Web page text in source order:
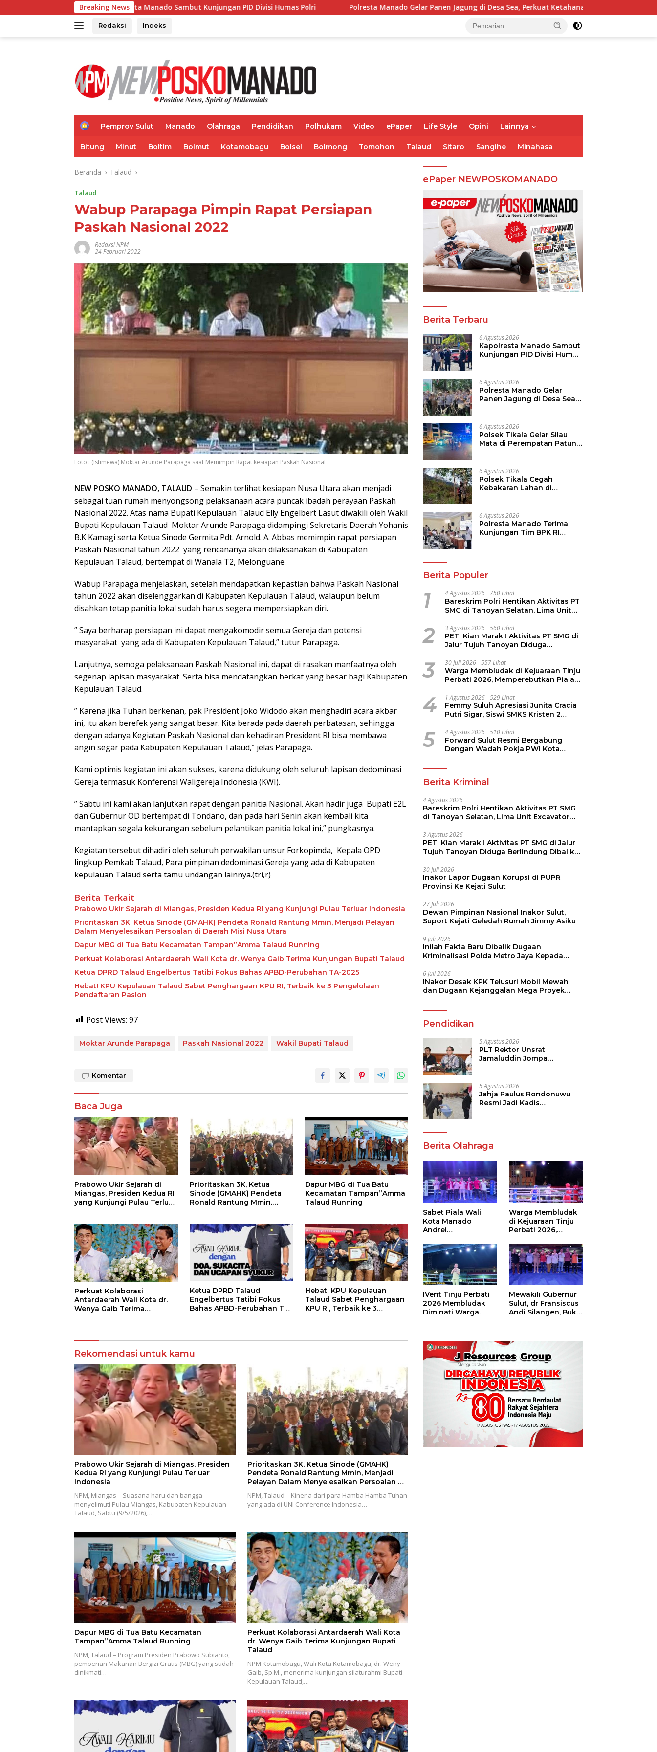
ke
Breaking News
Kapolresta Manado Sambut Kunjungan PID Divisi Humas Polri Polresta Manado Gelar Panen Jagung di Desa Sea, Perkuat Ketahanan Pangan Dukung Program Swasembada
Redaksi Indeks
H
e
Pemprov Sulut Manado Olahraga Pendidikan Polhukam Video ePaper Life Style Opini Lainnya
Bitung Minut Boltim Bolmut Kotamobagu Bolsel Bolmong Tomohon Talaud Sitaro Sangihe Minahasa
Beranda Talaud
Talaud
Wabup Parapaga Pimpin Rapat Persiapan
Paskah Nasional 2022
Redaksi NPM
24 Februari 2022
Foto : (Istimewa) Moktar Arunde Parapaga saat Memimpin Rapat kesiapan Paskah Nasional
NEW POSKO MANADO, TALAUD – Semakin terlihat kesiapan Nusa Utara akan menjadi
sebagai tuan rumah menyongsong pelaksanaan acara puncak ibadah perayaan Paskah
Nasional 2022. Atas nama Bupati Kepulauan Talaud Elly Engelbert Lasut diwakili oleh Wakil
Bupati Kepulauan Talaud Moktar Arunde Parapaga didampingi Sekretaris Daerah Yohanis
B.K Kamagi serta Ketua Sinode Germita Pdt. Arnold. A. Abbas memimpin rapat persiapan
Paskah Nasional tahun 2022 yang rencananya akan dilaksanakan di Kabupaten
Kepulauan Talaud, bertempat di Wanala T2, Melonguane.
Wabup Parapaga menjelaskan, setelah mendapatkan kepastian bahwa Paskah Nasional
tahun 2022 akan diselenggarkan di Kabupaten Kepulauan Talaud, walaupun belum
disahkan tetap panitia lokal sudah harus segera mempersiapkan diri.
” Saya berharap persiapan ini dapat mengakomodir semua Gereja dan potensi
masyarakat yang ada di Kabupaten Kepulauan Talaud,” tutur Parapaga.
Lanjutnya, semoga pelaksanaan Paskah Nasional ini, dapat di rasakan manfaatnya oleh
segenap lapisan masyarakat. Serta bisa mendatangkan berkat yang besar bagi Kabupaten
Kepulauan Talaud.
” Karena jika Tuhan berkenan, pak President Joko Widodo akan menghadiri acara akbar
ini, itu akan berefek yang sangat besar. Kita berada pada daerah perbatasan, sehingga
dengan adanya Kegiatan Paskah Nasional dan kehadiran President RI bisa membawa
angin segar pada Kabupaten Kepulauan Talaud,” jelas Parapaga.
Kami optimis kegiatan ini akan sukses, karena didukung oleh seluruh lapisan dedominasi
Gereja termasuk Konferensi Waligereja Indonesia (KWI).
” Sabtu ini kami akan lanjutkan rapat dengan panitia Nasional. Akan hadir juga Bupati E2L
dan Gubernur OD bertempat di Tondano, dan pada hari Senin akan kembali kita
mantapkan segala kekurangan sebelum pelantikan panitia lokal ini,” pungkasnya.
Kegiatan tersebut dihadiri oleh seluruh perwakilan unsur Forkopimda, Kepala OPD
lingkup Pemkab Talaud, Para pimpinan dedominasi Gereja yang ada di Kabupaten
kepulauan Talaud serta tamu undangan lainnya.(tri,r)
Berita Terkait
Prabowo Ukir Sejarah di Miangas, Presiden Kedua RI yang Kunjungi Pulau Terluar Indonesia
Prioritaskan 3K, Ketua Sinode (GMAHK) Pendeta Ronald Rantung Mmin, Menjadi Pelayan
Dalam Menyelesaikan Persoalan di Daerah Misi Nusa Utara
Dapur MBG di Tua Batu Kecamatan Tampan”Amma Talaud Running
Perkuat Kolaborasi Antardaerah Wali Kota dr. Wenya Gaib Terima Kunjungan Bupati Talaud
Ketua DPRD Talaud Engelbertus Tatibi Fokus Bahas APBD-Perubahan TA-2025
Hebat! KPU Kepulauan Talaud Sabet Penghargaan KPU RI, Terbaik ke 3 Pengelolaan
Pendaftaran Paslon
Post Views: 97
Moktar Arunde Parapaga Paskah Nasional 2022 Wakil Bupati Talaud
Komentar
Baca Juga
Prabowo Ukir Sejarah di
Miangas, Presiden Kedua RI
yang Kunjungi Pulau Terluar
Prioritaskan 3K, Ketua
Sinode (GMAHK) Pendeta
Ronald Rantung Mmin,
Daerah Misi Nusa Utara
Dapur MBG di Tua Batu
Kecamatan Tampan”Amma
Talaud Running
Perkuat Kolaborasi
Antardaerah Wali Kota dr.
Wenya Gaib Terima
Ketua DPRD Talaud
Engelbertus Tatibi Fokus
Bahas APBD-Perubahan TA-
Hebat! KPU Kepulauan
Talaud Sabet Penghargaan
KPU RI, Terbaik ke 3
Rekomendasi untuk kamu
Prabowo Ukir Sejarah di Miangas, Presiden
Kedua RI yang Kunjungi Pulau Terluar
Indonesia
NPM, Miangas – Suasana haru dan bangga
menyelimuti Pulau Miangas, Kabupaten Kepulauan
Talaud, Sabtu (9/5/2026),…
Prioritaskan 3K, Ketua Sinode (GMAHK)
Pendeta Ronald Rantung Mmin, Menjadi
Pelayan Dalam Menyelesaikan Persoalan di
NPM, Talaud – Kinerja dari para Hamba Hamba Tuhan
yang ada di UNI Conference Indonesia…
Dapur MBG di Tua Batu Kecamatan
Tampan”Amma Talaud Running
NPM, Talaud – Program Presiden Prabowo Subianto,
pemberian Makanan Bergizi Gratis (MBG) yang sudah
dinikmati…
Perkuat Kolaborasi Antardaerah Wali Kota
dr. Wenya Gaib Terima Kunjungan Bupati
Talaud
NPM Kotamobagu, Wali Kota Kotamobagu, dr. Weny
Gaib, Sp.M., menerima kunjungan silaturahmi Bupati
Kepulauan Talaud,…
ePaper NEWPOSKOMANADO
Berita Terbaru
6 Agustus 2026
Kapolresta Manado Sambut
Kunjungan PID Divisi Humas
6 Agustus 2026
Polresta Manado Gelar
Panen Jagung di Desa Sea,
Swasembada Pangan
6 Agustus 2026
Polsek Tikala Gelar Silau
Mata di Perempatan Patung
6 Agustus 2026
Polsek Tikala Cegah
Kebakaran Lahan di
6 Agustus 2026
Polresta Manado Terima
Kunjungan Tim BPK RI
Berita Populer
1 4 Agustus 2026 750 Lihat
Bareskrim Polri Hentikan Aktivitas PT
SMG di Tanoyan Selatan, Lima Unit
2 3 Agustus 2026 560 Lihat
PETI Kian Marak ! Aktivitas PT SMG di
Jalur Tujuh Tanoyan Diduga
3 30 Juli 2026 557 Lihat
Warga Membludak di Kejuaraan Tinju
Perbati 2026, Memperebutkan Piala
4 1 Agustus 2026 529 Lihat
Femmy Suluh Apresiasi Junita Cracia
Putri Sigar, Siswi SMKS Kristen 2
Dikmen Nasional 2026
5 4 Agustus 2026 510 Lihat
Forward Sulut Resmi Bergabung
Dengan Wadah Pokja PWI Kota
Berita Kriminal
4 Agustus 2026
Bareskrim Polri Hentikan Aktivitas PT SMG
di Tanoyan Selatan, Lima Unit Excavator
3 Agustus 2026
PETI Kian Marak ! Aktivitas PT SMG di Jalur
Tujuh Tanoyan Diduga Berlindung Dibalik
30 Juli 2026
Inakor Lapor Dugaan Korupsi di PUPR
Provinsi Ke Kejati Sulut
27 Juli 2026
Dewan Pimpinan Nasional Inakor Sulut,
Suport Kejati Geledah Rumah Jimmy Asiku
9 Juli 2026
Inilah Fakta Baru Dibalik Dugaan
Kriminalisasi Polda Metro Jaya Kepada
6 Juli 2026
INakor Desak KPK Telusuri Mobil Mewah
dan Dugaan Kejanggalan Mega Proyek
Pendidikan
5 Agustus 2026
PLT Rektor Unsrat
Jamaluddin Jompa
Kampus Kondusif
5 Agustus 2026
Jahja Paulus Rondonuwu
Resmi Jadi Kadis
Berita Olahraga
Sabet Piala Wali
Kota Manado
Andrei
Boxing Camp Juara
Umum Tinju Perbati
2026
Warga Membludak
di Kejuaraan Tinju
Perbati 2026,
Piala Wali Kota
IVent Tinju Perbati
2026 Membludak
Diminati Warga
Mewakili Gubernur
Sulut, dr Fransiscus
Andi Silangen, Buka
Piala Wali Kota
Manado